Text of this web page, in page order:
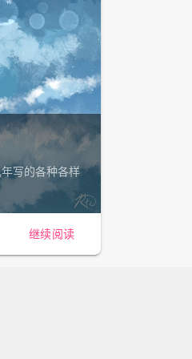
写的各种各样
继续阅读